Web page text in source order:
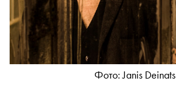
Фото: Janis Deinats